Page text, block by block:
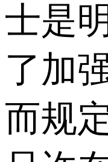
士是
了加
而规